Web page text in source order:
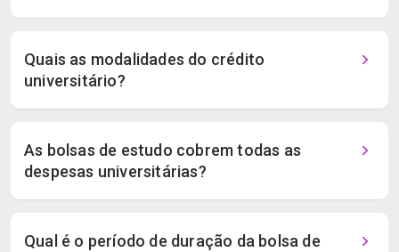
Quais as modalidades do crédito
universitário?
As bolsas de estudo cobrem todas as
despesas universitárias?
Qual é o período de duração da bolsa de